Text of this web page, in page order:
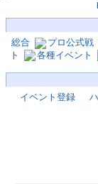
総合
プロ公式戦
ト
各種イベント
イベント登録